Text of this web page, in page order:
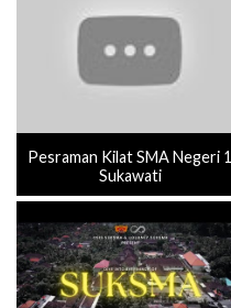
Pesraman Kilat SMA Negeri 1
Sukawati